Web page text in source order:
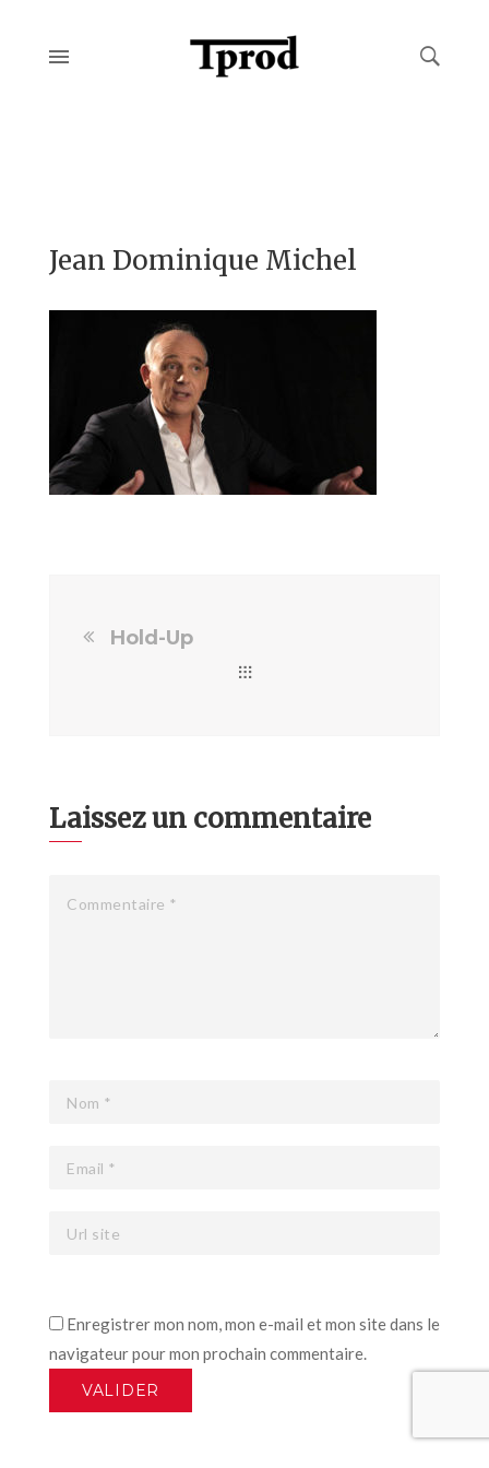
Jean Dominique Michel
Hold-Up
Laissez un commentaire
Enregistrer mon nom, mon e-mail et mon site dans le
navigateur pour mon prochain commentaire.